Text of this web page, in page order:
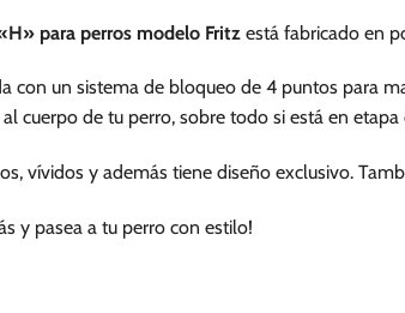
la
de
producto
para perros modelo Fritz está fabricado en
con un sistema de bloqueo de 4 puntos para
cuerpo de tu perro, sobre todo si está en
vívidos y además tiene diseño exclusivo.
y pasea a tu perro con estilo!